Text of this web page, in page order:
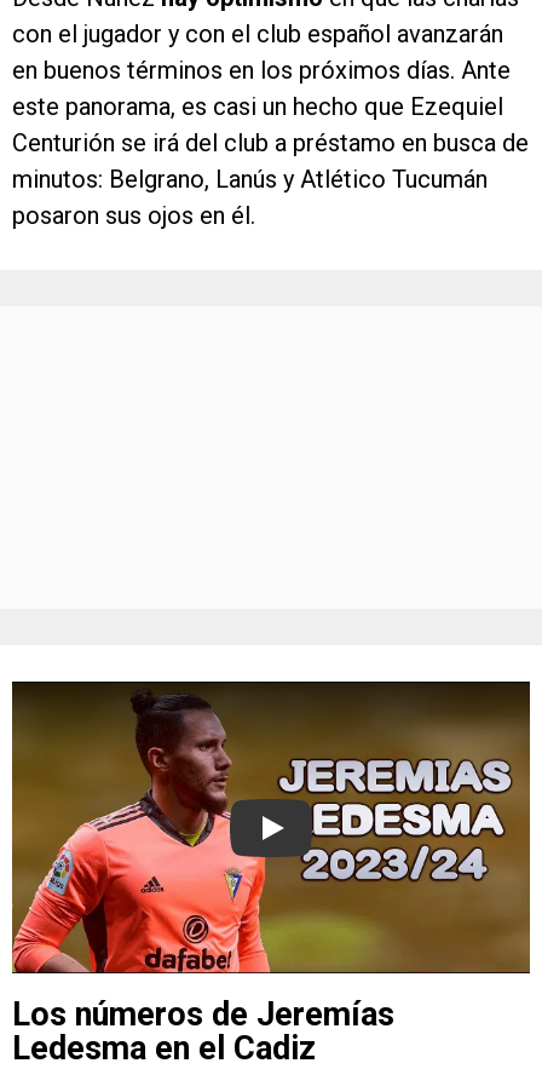
con el jugador y con el club español avanzarán
en buenos términos en los próximos días. Ante
este panorama, es casi un hecho que Ezequiel
Centurión se irá del club a préstamo en busca de
minutos: Belgrano, Lanús y Atlético Tucumán
posaron sus ojos en él.
Play
Los números de Jeremías
Ledesma en el Cadiz